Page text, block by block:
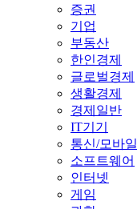
증권
기업
부동산
한인경제
글로벌경제
생활경제
경제일반
IT기기
통신/모바일
소프트웨어
인터넷
게임